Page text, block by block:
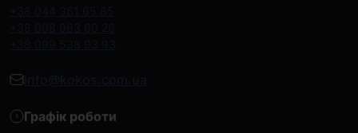
+38 044 361 65 85
+38 098 963 60 26
+38 099 538 93 93
info@kokos.com.ua
Графік роботи